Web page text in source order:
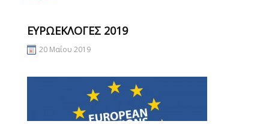
ΕΥΡΩΕΚΛΟΓΈΣ 2019
20 Μαΐου 2019